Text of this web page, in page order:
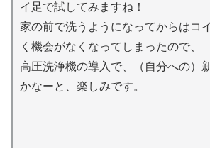
イ足で試してみますね！
家の前で洗うようになってからはコ
く機会がなくなってしまったので、
高圧洗浄機の導入で、（自分への）
かなーと、楽しみです。